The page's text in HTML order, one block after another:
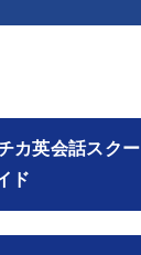
カ英会話スクー
ド